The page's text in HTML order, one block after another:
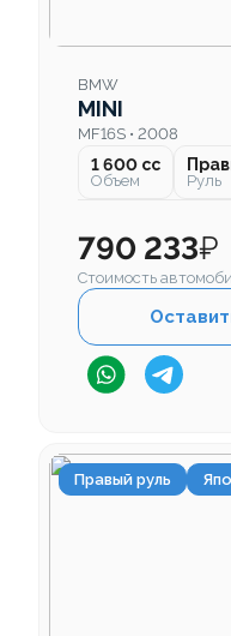
BMW
MINI
MF16S • 2008
1 600 cc
Объем Руль
790 233₽
Стоимость
Правый руль